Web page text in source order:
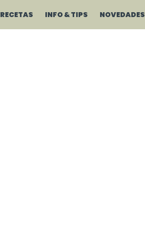
RECETAS INFO & TIPS NOVEDADES